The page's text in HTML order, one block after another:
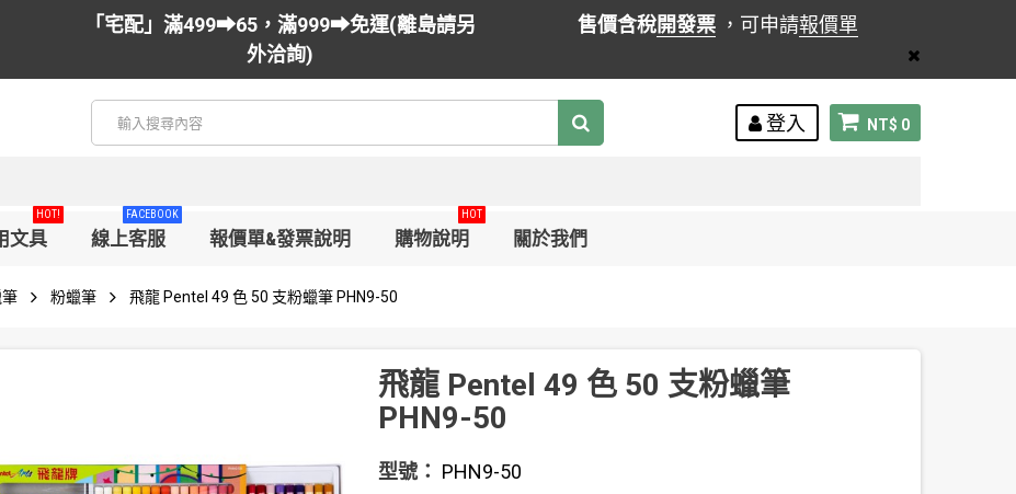
「宅配」滿499➡65，滿999➡免運(離島請另
外洽詢)
售價含稅開發票 ，可申請報價單
NT$ 0
登入
文具
HOT!
線上客服
FACEBOOK
報價單&發票說明 購物說明
HOT
關於我們
粉蠟筆 飛龍 Pentel 49 色 50 支粉蠟筆 PHN9-50
飛龍 Pentel 49 色 50 支粉蠟筆
PHN9-50
型號： PHN9-50